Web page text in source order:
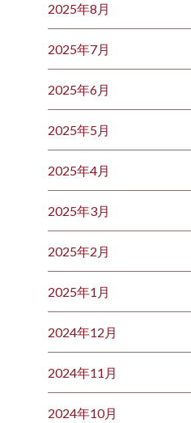
2025年8月
2025年7月
2025年6月
2025年5月
2025年4月
2025年3月
2025年2月
2025年1月
2024年12月
2024年11月
2024年10月